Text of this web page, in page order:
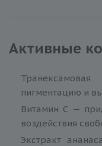
Активные
пигментацию и
Витамин С —
воздействия
Экстракт